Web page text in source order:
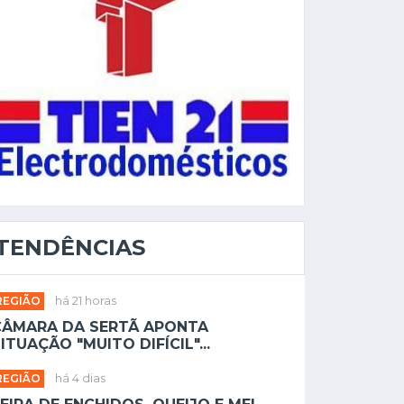
há 21 horas
DA SERTÃ APONTA
"MUITO DIFÍCIL"...
há 4 dias